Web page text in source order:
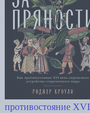
противостояние